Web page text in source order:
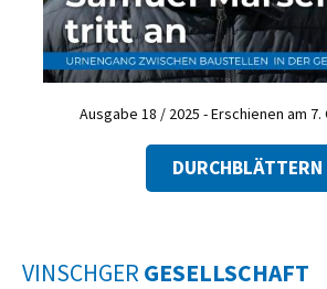
Ausgabe 18 / 2025 - Erschienen am
DURCHBLÄTTERN
VINSCHGER GESELLSCHAFT